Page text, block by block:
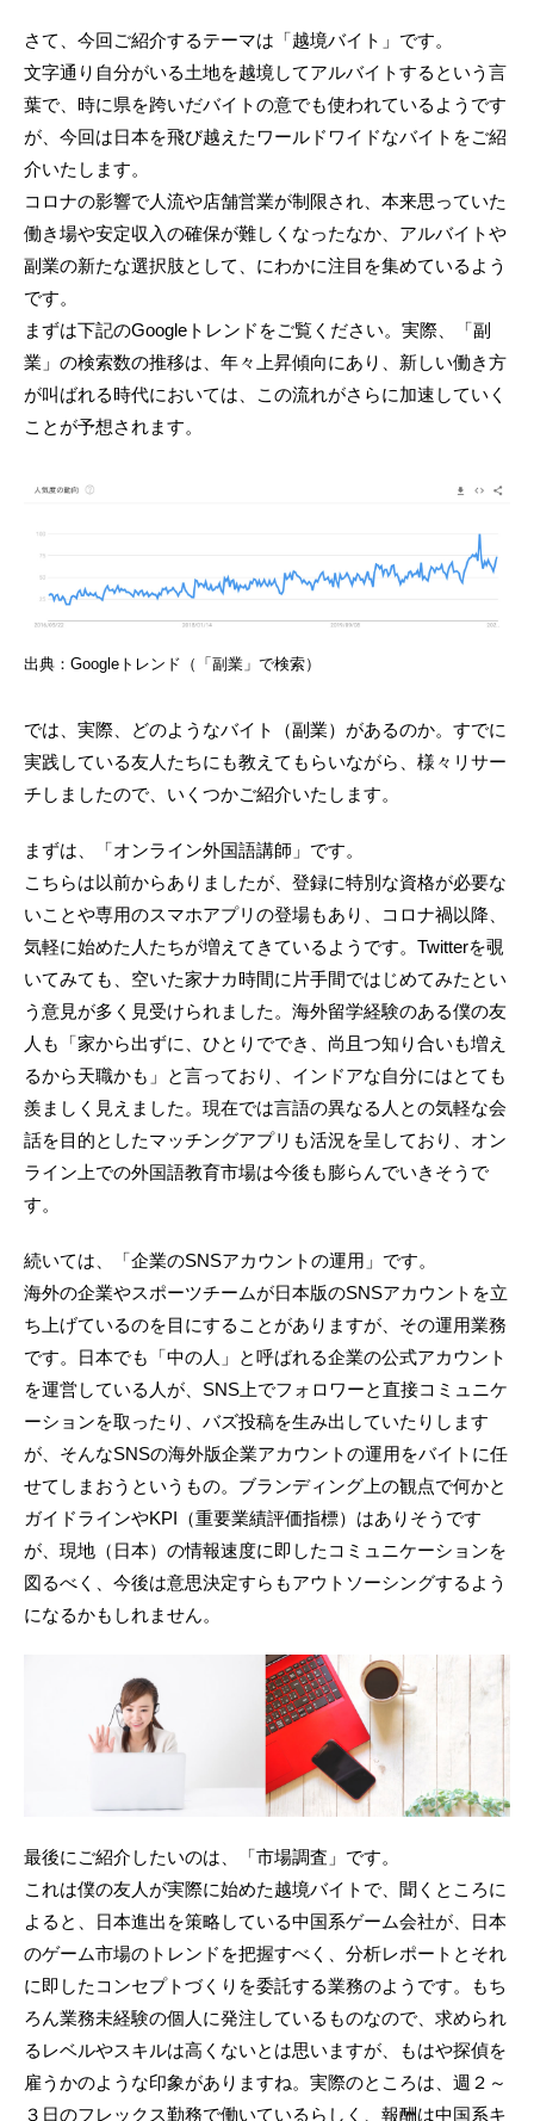
さて、今回ご紹介するテーマは「越境バイト」です。
文字通り自分がいる土地を越境してアルバイトするという言
葉で、時に県を跨いだバイトの意でも使われているようです
が、今回は日本を飛び越えたワールドワイドなバイトをご紹
介いたします。
コロナの影響で人流や店舗営業が制限され、本来思っていた
働き場や安定収入の確保が難しくなったなか、アルバイトや
副業の新たな選択肢として、にわかに注目を集めているよう
です。
まずは下記のGoogleトレンドをご覧ください。実際、「副
業」の検索数の推移は、年々上昇傾向にあり、新しい働き方
が叫ばれる時代においては、この流れがさらに加速していく
ことが予想されます。
出典：Googleトレンド（「副業」で検索）
では、実際、どのようなバイト（副業）があるのか。すでに
実践している友人たちにも教えてもらいながら、様々リサー
チしましたので、いくつかご紹介いたします。
まずは、「オンライン外国語講師」です。
こちらは以前からありましたが、登録に特別な資格が必要な
いことや専用のスマホアプリの登場もあり、コロナ禍以降、
気軽に始めた人たちが増えてきているようです。Twitterを覗
いてみても、空いた家ナカ時間に片手間ではじめてみたとい
う意見が多く見受けられました。海外留学経験のある僕の友
人も「家から出ずに、ひとりででき、尚且つ知り合いも増え
るから天職かも」と言っており、インドアな自分にはとても
羨ましく見えました。現在では言語の異なる人との気軽な会
話を目的としたマッチングアプリも活況を呈しており、オン
ライン上での外国語教育市場は今後も膨らんでいきそうで
す。
続いては、「企業のSNSアカウントの運用」です。
海外の企業やスポーツチームが日本版のSNSアカウントを立
ち上げているのを目にすることがありますが、その運用業務
です。日本でも「中の人」と呼ばれる企業の公式アカウント
を運営している人が、SNS上でフォロワーと直接コミュニケ
ーションを取ったり、バズ投稿を生み出していたりします
が、そんなSNSの海外版企業アカウントの運用をバイトに任
せてしまおうというもの。ブランディング上の観点で何かと
ガイドラインやKPI（重要業績評価指標）はありそうです
が、現地（日本）の情報速度に即したコミュニケーションを
図るべく、今後は意思決定すらもアウトソーシングするよう
になるかもしれません。
最後にご紹介したいのは、「市場調査」です。
これは僕の友人が実際に始めた越境バイトで、聞くところに
よると、日本進出を策略している中国系ゲーム会社が、日本
のゲーム市場のトレンドを把握すべく、分析レポートとそれ
に即したコンセプトづくりを委託する業務のようです。もち
ろん業務未経験の個人に発注しているものなので、求められ
るレベルやスキルは高くないとは思いますが、もはや探偵を
雇うかのような印象がありますね。実際のところは、週２～
３日のフレックス勤務で働いているらしく、報酬は中国系キ